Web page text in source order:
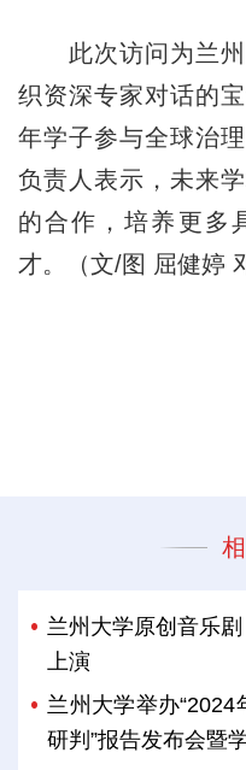
此次访问为兰州
织资深专家对话的
年学子参与全球治
负责人表示，未来
的合作，培养更多
才。（文/图 屈健婷
兰州大学原创音乐
上演
兰州大学举办
研判”报告发布会暨